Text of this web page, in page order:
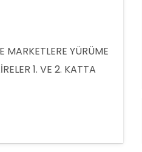
MARKETLERE YÜRÜME
1. VE 2. KATTA
DETAYLI BİLGİ VE
EMLAK